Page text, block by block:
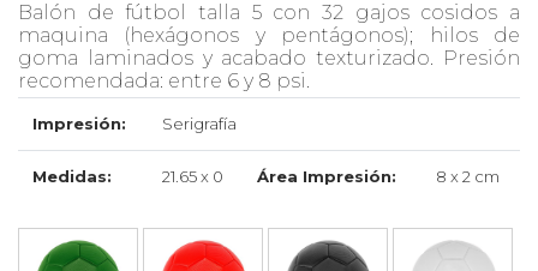
Balón de fútbol talla 5 con 32 gajos cosidos a
maquina (hexágonos y pentágonos); hilos de
goma laminados y acabado texturizado. Presión
recomendada: entre 6 y 8 psi.
Impresión: Serigrafía
Medidas: 21.65 x 0 Área Impresión: 8 x 2 cm